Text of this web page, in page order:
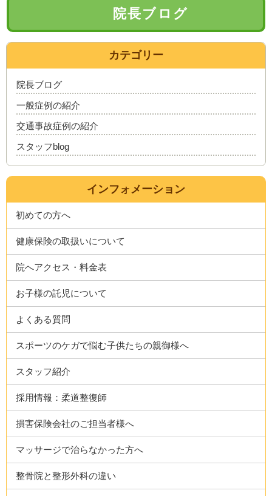
院長ブログ
カテゴリー
院長ブログ
一般症例の紹介
交通事故症例の紹介
スタッフblog
インフォメーション
初めての方へ
健康保険の取扱いについて
院へアクセス・料金表
お子様の託児について
よくある質問
スポーツのケガで悩む子供たちの親御様へ
スタッフ紹介
採用情報：柔道整復師
損害保険会社のご担当者様へ
マッサージで治らなかった方へ
整骨院と整形外科の違い